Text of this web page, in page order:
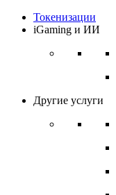
Токенизации
iGaming и ИИ
Другие услуги